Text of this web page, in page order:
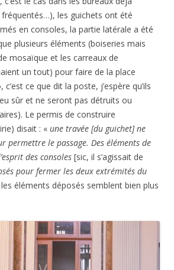
permettre le passage. Des éléments de
des consoles[sic, il s’agissait de
pour fermer les deux extrémités du
éléments déposés semblent bien plus
s’arrêtait au niveau des guichets. En
le vide. Pour cela, une